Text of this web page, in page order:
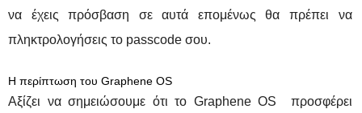
να έχεις πρόσβαση σε αυτά επομένως θα πρέπει να
πληκτρολογήσεις το passcode σου.
Η περίπτωση του Graphene OS
Αξίζει να σημειώσουμε ότι το Graphene OS προσφέρει